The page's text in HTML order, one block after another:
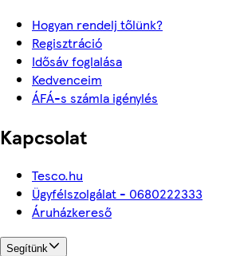
Hogyan rendelj tőlünk?
Regisztráció
Idősáv foglalása
Kedvenceim
ÁFÁ-s számla igénylés
Kapcsolat
Tesco.hu
Ügyfélszolgálat - 0680222333
Áruházkereső
Segítünk